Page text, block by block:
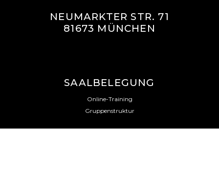
NEUMARKTER STR. 71
81673 MÜNCHEN
SAALBELEGUNG
Online-Training
Gruppenstruktur